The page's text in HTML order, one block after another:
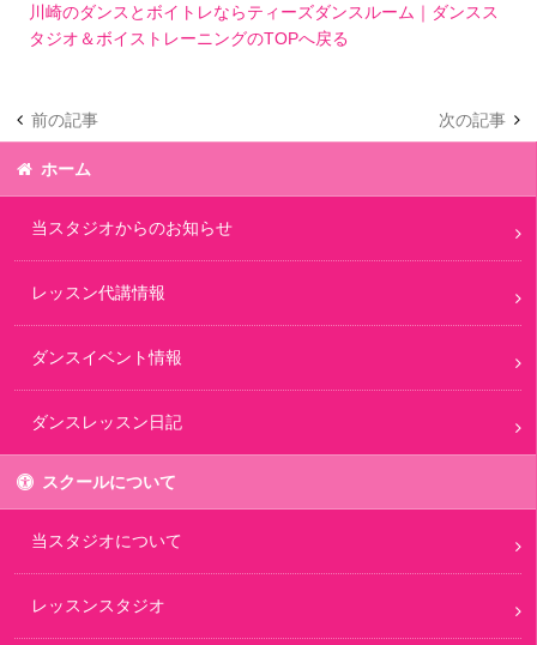
川崎のダンスとボイトレならティーズダンスルーム｜ダンスス
タジオ＆ボイストレーニングのTOPへ戻る
前の記事 次の記事
ホーム
当スタジオからのお知らせ
レッスン代講情報
ダンスイベント情報
ダンスレッスン日記
スクールについて
当スタジオについて
レッスンスタジオ